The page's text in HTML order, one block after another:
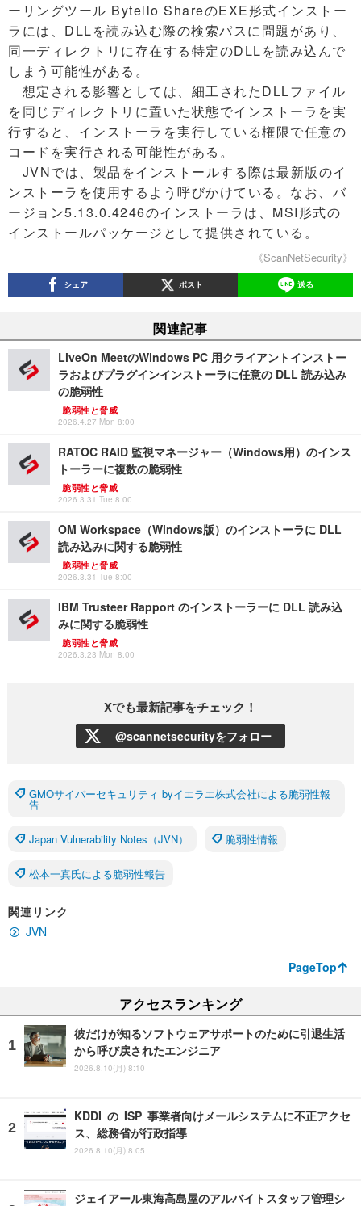
ーリングツール Bytello ShareのEXE形式インストー
ラには、DLLを読み込む際の検索パスに問題があり、
同一ディレクトリに存在する特定のDLLを読み込んで
しまう可能性がある。
想定される影響としては、細工されたDLLファイル
を同じディレクトリに置いた状態でインストーラを実
行すると、インストーラを実行している権限で任意の
コードを実行される可能性がある。
JVNでは、製品をインストールする際は最新版のイ
ンストーラを使用するよう呼びかけている。なお、バ
ージョン5.13.0.4246のインストーラは、MSI形式の
インストールパッケージとして提供されている。
《ScanNetSecurity》
シェア ポスト 送る
関連記事
LiveOn MeetのWindows PC 用クライアントインストー
ラおよびプラグインインストーラに任意の DLL 読み込み
の脆弱性
脆弱性と脅威
2026.4.27 Mon 8:00
RATOC RAID 監視マネージャー（Windows用）のインス
トーラーに複数の脆弱性
脆弱性と脅威
2026.3.31 Tue 8:00
OM Workspace（Windows版）のインストーラに DLL
読み込みに関する脆弱性
脆弱性と脅威
2026.3.31 Tue 8:00
IBM Trusteer Rapport のインストーラーに DLL 読み込
みに関する脆弱性
脆弱性と脅威
2026.3.23 Mon 8:00
Xでも最新記事をチェック！
@scannetsecurityをフォロー
GMOサイバーセキュリティ byイエラエ株式会社による脆弱性報
告
Japan Vulnerability Notes（JVN） 脆弱性情報
松本一真氏による脆弱性報告
関連リンク
JVN
PageTop
アクセスランキング
彼だけが知るソフトウェアサポートのために引退生活
から呼び戻されたエンジニア
2026.8.10(月) 8:10
KDDI の ISP 事業者向けメールシステムに不正アクセ
ス、総務省が行政指導
2026.8.10(月) 8:05
ジェイアール東海高島屋のアルバイトスタッフ管理シ